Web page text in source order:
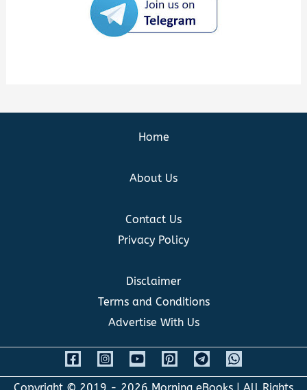
Home
About Us
Contact Us
Privacy Policy
Disclaimer
Terms and Conditions
Advertise With Us